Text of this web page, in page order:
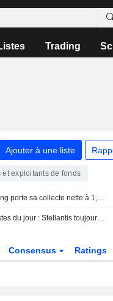
Trading
Ajouter à une liste
exploitants de fonds
Azimut Holding porte sa collecte nette à 1,1 milliard d'euros en juillet
Avis d'analystes du jour : Stellantis toujours sous pression, KBW revalorise les banques françaises
Consensus Ratings